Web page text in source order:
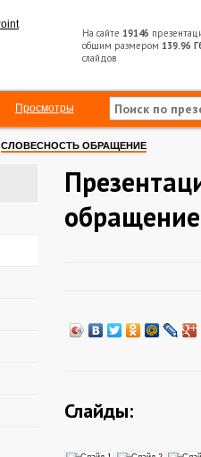
На сайте 19146
общим размером 139.96
слайдов
Просмотры
СЛОВЕСНОСТЬ ОБРАЩЕНИЕ
обращение
Слайды: